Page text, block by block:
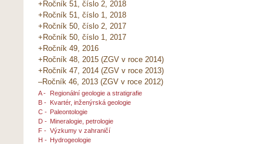
+Ročník 51, číslo 2, 2018
+Ročník 51, číslo 1, 2018
+Ročník 50, číslo 2, 2017
+Ročník 50, číslo 1, 2017
+Ročník 49, 2016
+Ročník 48, 2015 (ZGV v roce 2014)
+Ročník 47, 2014 (ZGV v roce 2013)
–Ročník 46, 2013 (ZGV v roce 2012)
A -
Regionální geologie a stratigrafie
B - Kvartér, inženýrská geologie
C - Paleontologie
D - Mineralogie, petrologie
F - Výzkumy v zahraničí
H - Hydrogeologie